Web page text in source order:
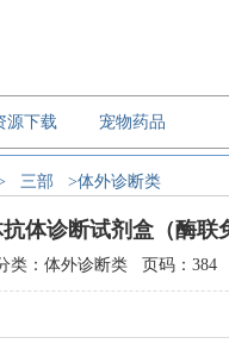
源下载 宠物药品
三部 >体外诊断类
体诊断试剂盒（酶联
类：体外诊断类 页码：384